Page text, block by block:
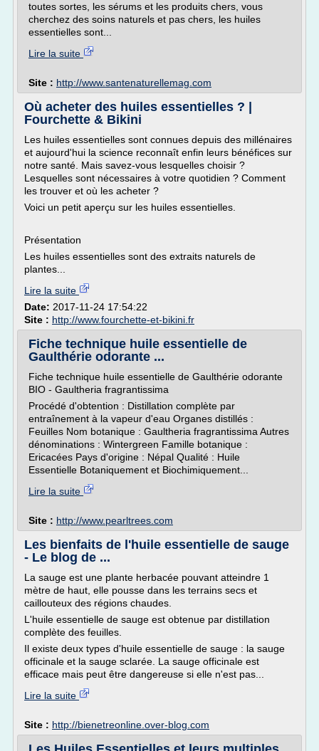
toutes sortes, les sérums et les produits chers, vous
cherchez des soins naturels et pas chers, les huiles
essentielles sont...
Lire la suite
Site : http://www.santenaturellemag.com
Où acheter des huiles essentielles ? |
Fourchette & Bikini
Les huiles essentielles sont connues depuis des millénaires
et aujourd'hui la science reconnaît enfin leurs bénéfices sur
notre santé. Mais savez-vous lesquelles choisir ?
Lesquelles sont nécessaires à votre quotidien ? Comment
les trouver et où les acheter ?
Voici un petit aperçu sur les huiles essentielles.
Présentation
Les huiles essentielles sont des extraits naturels de
plantes...
Lire la suite
Date: 2017-11-24 17:54:22
Site : http://www.fourchette-et-bikini.fr
Fiche technique huile essentielle de
Gaulthérie odorante ...
Fiche technique huile essentielle de Gaulthérie odorante
BIO - Gaultheria fragrantissima
Procédé d'obtention : Distillation complète par
entraînement à la vapeur d'eau Organes distillés :
Feuilles Nom botanique : Gaultheria fragrantissima Autres
dénominations : Wintergreen Famille botanique :
Ericacées Pays d'origine : Népal Qualité : Huile
Essentielle Botaniquement et Biochimiquement...
Lire la suite
Site : http://www.pearltrees.com
Les bienfaits de l'huile essentielle de sauge
- Le blog de ...
La sauge est une plante herbacée pouvant atteindre 1
mètre de haut, elle pousse dans les terrains secs et
caillouteux des régions chaudes.
L'huile essentielle de sauge est obtenue par distillation
complète des feuilles.
Il existe deux types d'huile essentielle de sauge : la sauge
officinale et la sauge sclarée. La sauge officinale est
efficace mais peut être dangereuse si elle n'est pas...
Lire la suite
Site : http://bienetreonline.over-blog.com